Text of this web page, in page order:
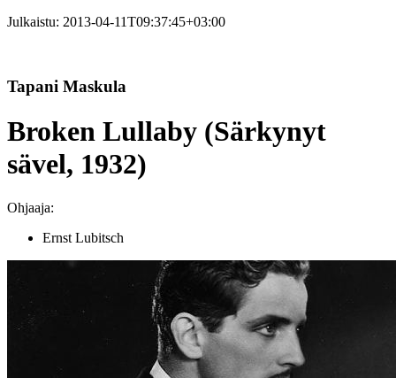
Julkaistu: 2013-04-11T09:37:45+03:00
Tapani Maskula
Broken Lullaby (Särkynyt
sävel, 1932)
Ohjaaja:
Ernst Lubitsch